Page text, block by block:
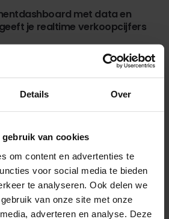
Details Over
gebruik van cookies
om content en advertenties te
voor social media te bieden
te analyseren. Ook delen we
van onze site met onze
adverteren en analyse. Deze
met data en
je realtime verkoopcijfers